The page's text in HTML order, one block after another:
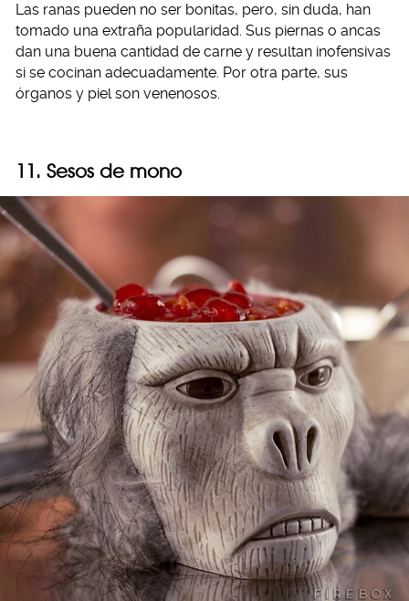
Las ranas pueden no ser bonitas, pero, sin duda, han
tomado una extraña popularidad. Sus piernas o ancas
dan una buena cantidad de carne y resultan inofensivas
si se cocinan adecuadamente. Por otra parte, sus
órganos y piel son venenosos.
11. Sesos de mono